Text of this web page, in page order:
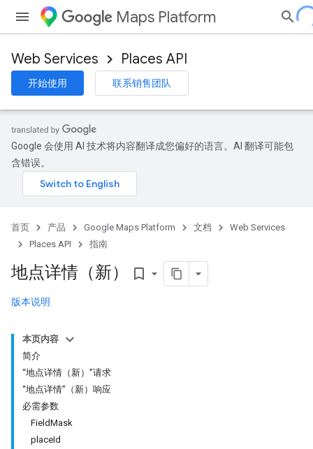
Maps Platform
Web Services Places API
开始使用 联系销售团队
Google 会使用 AI 技术将内容翻译成您偏好的语言。AI 翻译可能包
含错误。
首页 产品 Google Maps Platform 文档
Web Services
Places API
指南
地点详情（新） bookmark_border
版本说明
本页内容
简介
“地点详情（新）”请求
“地点详情”（新）响应
必需参数
FieldMask
placeId